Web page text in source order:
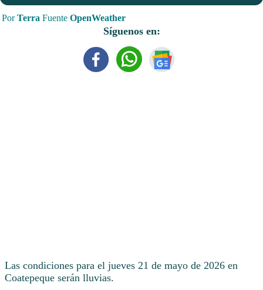
PorTerra Fuente OpenWeather
Síguenos en:
Las condiciones para el jueves 21 de mayo de 2026 en
Coatepeque serán lluvias.